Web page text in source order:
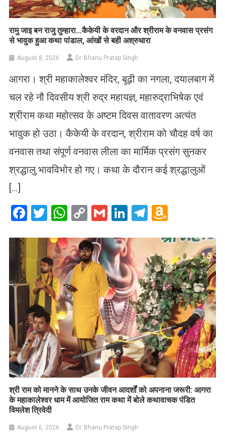
रामु जाइ बन राजु तुम्हारा…कैकेयी के वरदान और श्रीराम के वनवास प्रसंग
से भावुक हुआ कथा पांडाल, आंखों से बही अश्रुधारा
August 8, 2026 Dr. Bhanu Pratap Singh
आगरा। श्री महाकालेश्वर मंदिर, बूढ़ी का नगला, दयालबाग में
चल रहे नौ दिवसीय श्री रुद्र महायज्ञ, महारुद्राभिषेक एवं
श्रीराम कथा महोत्सव के अष्टम दिवस वातावरण अत्यंत
भावुक हो उठा। कैकेयी के वरदान, श्रीराम को चौदह वर्ष का
वनवास तथा संपूर्ण वनवास लीला का मार्मिक प्रसंग सुनकर
श्रद्धालु भावविभोर हो गए। कथा के दौरान कई श्रद्धालुओं
[…]
Facebook
Twitter
WhatsApp
CopyGmailLinkedIn
Telegram
List
​श्री राम को मानने के साथ उनके जीवन आदर्शों को अपनाना जरूरी: आगरा
के महाकालेश्वर धाम में आयोजित राम कथा में बोले कथावाचक पंडित
विमलेश त्रिवेदी
August 6, 2026 Dr. Bhanu Pratap Singh